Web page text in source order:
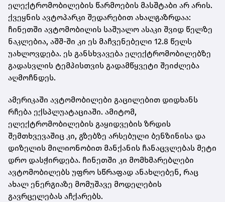
ელექტრომობილების წარმოების მასშტაბი არ არის.
ქვეყნის ავტოპარკი შედარებით ახალგაზრდაა:
ჩინეთში ავტომობილის საშუალო ასაკი შვიდ წელზე
ნაკლებია, აშშ-ში კი ეს მაჩვენებელი 12.8 წელს
უახლოვდება. ეს განსხვავება ელექტრომობილებზე
გადასვლის ტემპისთვის გადამწყვეტი შეიძლება
აღმოჩნდეს.
ამერიკაში ავტომობილები გაცილებით დიდხანს
რჩება ექსპლუატაციაში. ამიტომ,
ელექტრომობილების გაყიდვების ზრდის
შემთხვევაშიც კი, გზებზე არსებული ბენზინისა და
დიზელის მილიონობით მანქანის ჩანაცვლებას მეტი
დრო დასჭირდება. ჩინეთში კი მომხმარებლები
ავტომობილებს უფრო სწრაფად ანახლებენ, რაც
ახალ ენერგიაზე მომუშავე მოდელების
გავრცელებას აჩქარებს.